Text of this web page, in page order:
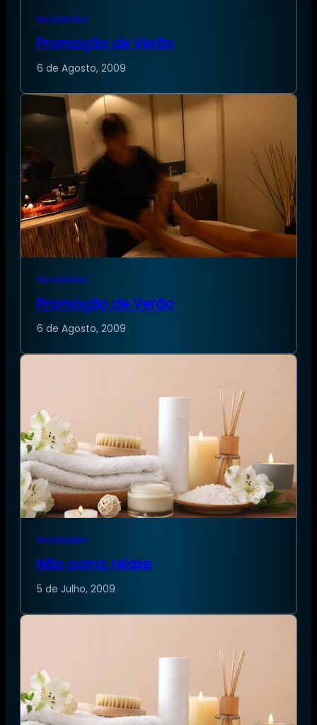
Novidades
Promoção de Verão
6 de Agosto, 2009
Novidades
Promoção de Verão
6 de Agosto, 2009
Novidades
Não corra, relaxe
5 de Julho, 2009